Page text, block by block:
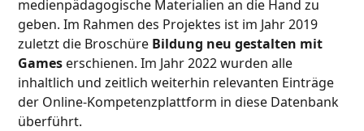
medienpädagogische Materialien an die Hand zu
geben. Im Rahmen des Projektes ist im Jahr 2019
zuletzt die Broschüre Bildung neu gestalten mit
Games erschienen. Im Jahr 2022 wurden alle
inhaltlich und zeitlich weiterhin relevanten Einträge
der Online-Kompetenzplattform in diese Datenbank
überführt.